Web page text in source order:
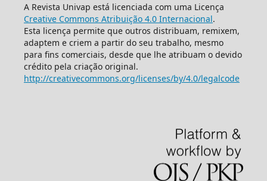
A Revista Univap está licenciada com uma Licença
Creative Commons Atribuição 4.0 Internacional.
Esta licença permite que outros distribuam, remixem,
adaptem e criem a partir do seu trabalho, mesmo
para fins comerciais, desde que lhe atribuam o devido
crédito pela criação original.
http://creativecommons.org/licenses/by/4.0/legalcode